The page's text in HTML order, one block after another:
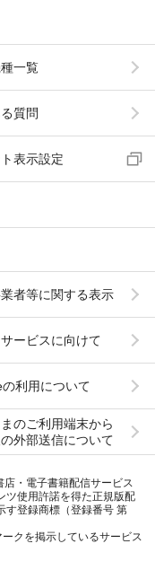
一覧
質問
表示設定
者等に関する表示
ービスに向けて
利用について
のご利用端末から
外部送信について
・電子書籍配信サービス
ツ使用許諾を得た正規版配
す登録商標（登録番号 第
クを掲示しているサービス